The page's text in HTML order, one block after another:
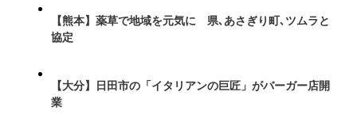
【熊本】薬草で地域を元気に 県､あさぎり町､ツムラと
協定
【大分】日田市の「イタリアンの巨匠」がバーガー店開
業